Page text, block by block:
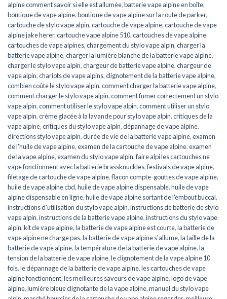
alpine comment savoir si elle est allumée,batterie vape alpine en boîte,
boutique de vape alpine,boutique de vape alpine sur la route de parker,
cartouche de stylo vape alpin,cartouche de vape alpine,cartouche de vape
alpine jake herer,cartouche vape alpine 510,cartouches de vape alpine,
cartouches de vape alpines,chargement du stylo vape alpin,charger la
batterie vape alpine,charger la lumière blanche de la batterie vape alpine,
charger le stylo vape alpin,chargeur de batterie vape alpine,chargeur de
vape alpin,chariots de vape alpins,clignotement de la batterie vape alpine,
combien coûte le stylo vape alpin,comment charger la batterie vape alpine,
comment charger le stylo vape alpin,comment fumer correctement un stylo
vape alpin,comment utiliser le stylo vape alpin,comment utiliser un stylo
vape alpin,crème glacée à la lavande pour stylo vape alpin,critiques de la
vape alpine,critiques du stylo vape alpin,dépannage de vape alpine,
directions stylo vape alpin,durée de vie de la batterie vape alpine,examen
de l'huile de vape alpine,examen de la cartouche de vape alpine,examen
de la vape alpine,examen du stylo vape alpin,faire alpi les cartouches ne
vape fonctionnent avec la batterie brassknuckles,festivals de vape alpine,
filetage de cartouche de vape alpine,flacon compte-gouttes de vape alpine,
huile de vape alpine cbd,huile de vape alpine dispensable,huile de vape
alpine dispensable en ligne,huile de vape alpine sortant de l'embout buccal,
instructions d'utilisation du stylo vape alpin,instructions de batterie de stylo
vape alpin,instructions de la batterie vape alpine,instructions du stylo vape
alpin,kit de vape alpine,la batterie de vape alpine est courte,la batterie de
vape alpine ne charge pas,la batterie de vape alpine s'allume,la taille de la
batterie de vape alpine,la température de la batterie de vape alpine,la
tension de la batterie de vape alpine,le clignotement de la vape alpine 10
fois,le dépannage de la batterie de vape alpine,les cartouches de vape
alpine fonctionnent,les meilleures saveurs de vape alpine,logo de vape
alpine,lumière bleue clignotante de la vape alpine,manuel du stylo vape